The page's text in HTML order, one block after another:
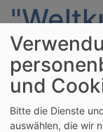
auch
und
Bitte die Dienste
auswählen, die wir